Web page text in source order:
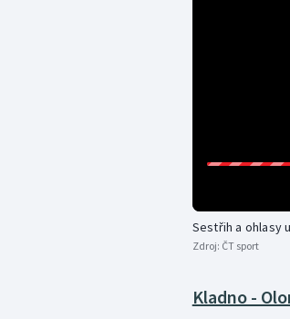
Sestřih a ohlasy
Zdroj: ČT sport
Kladno -